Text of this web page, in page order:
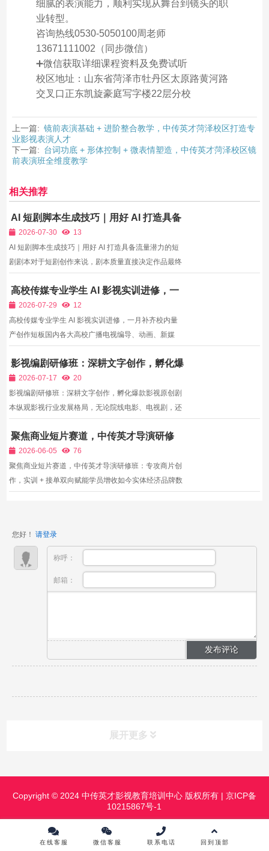
细腻的表演能力，顺利实现从舞台到镜头的职
业转型。
咨询热线0530-5050100周老师
13671111002（同步微信）
➕微信获取详细课程资料及免费试听
校区地址：山东省菏泽市牡丹区太原路黄河路
交叉口正东凯旋豪庭写字楼22层分校
上一篇: 镜前表演基础 + 进阶整合教学，中传英才菏泽校区打造专
业影视表演人才
下一篇: 台词功底 + 形体控制 + 微表情塑造，中传英才菏泽校区镜
前表演班全维度教学
相关推荐
AI 短剧脚本生成技巧｜用好 AI 打造具备
流量潜力的短剧剧本
2026-07-30
13
AI 短剧脚本生成技巧｜用好 AI 打造具备流量潜力的短
剧剧本对于短剧创作来说，剧本质量直接决定作品最终
续设置剧情冲突，牢牢抓住用户注意力。现在很多创作
者利用AI工具快速产出剧本，极大提升创作效率。但是
大量新...
高校传媒专业学生 AI 影视实训进修，一
月补齐校内量产创作短板
2026-07-29
12
高校传媒专业学生 AI 影视实训进修，一月补齐校内量
产创作短板国内各大高校广播电视编导、动画、新媒
课程内容浅尝辄止，存在明显教学短板：校内教学以理
论科普为主，缺少完整商业化AI剧集全链路实训；校内
AI算力、...
影视编剧研修班：深耕文字创作，孵化爆
款影视原创剧本
2026-07-17
20
影视编剧研修班：深耕文字创作，孵化爆款影视原创剧
本纵观影视行业发展格局，无论院线电影、电视剧，还
优质影视内容的核心根基都是优质剧本。据行业数据统
计，超半数影视创作团队常年面临优质原创剧本短缺的
问题，...
聚焦商业短片赛道，中传英才导演研修
班：专攻商片创作，实训 + 接单双向赋能
学员增收
2026-06-05
76
聚焦商业短片赛道，中传英才导演研修班：专攻商片创
作，实训 + 接单双向赋能学员增收如今实体经济品牌数
部门、...
您好！ 请登录
称呼：
邮箱：
展开更多
镜头前表演进修班 影视摄影实践研修班
影视摄像高级班
Copyright © 2024 中传英才影视教育培训中心 版权所有 | 京ICP备
10215867号-1
在线客服 微信客服 联系电话 回到顶部